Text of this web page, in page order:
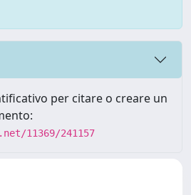
per citare o creare un
11369/241157